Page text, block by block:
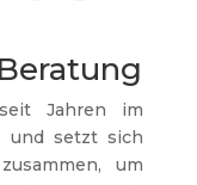
Jahren im
und setzt sich
um